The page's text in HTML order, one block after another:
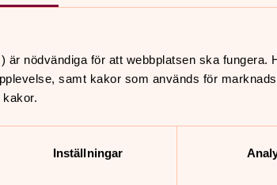
är nödvändiga för att webbplatsen ska
samt kakor som används för
Inställningar